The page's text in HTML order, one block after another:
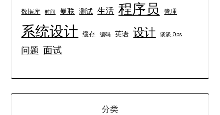
数据库 时间 曼联 测试 生活 程序员 管理
系统设计 缓存 编码 英语 设计 谈谈 Ops
问题 面试
分类